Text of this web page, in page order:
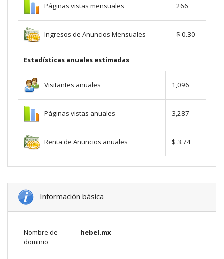
Páginas vistas mensuales 266
Ingresos de Anuncios Mensuales $ 0.30
Estadísticas anuales estimadas
Visitantes anuales 1,096
Páginas vistas anuales 3,287
Renta de Anuncios anuales $ 3.74
Información básica
Nombre de
dominio
hebel.mx